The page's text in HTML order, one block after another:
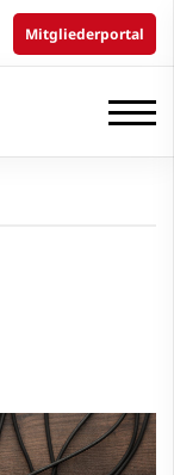
Mitgliederportal